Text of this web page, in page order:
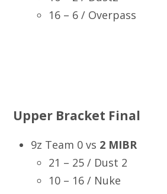
16 – 6 / Overpass
Upper Bracket Final
9z Team 0 vs 2 MIBR
21 – 25 / Dust 2
10 – 16 / Nuke